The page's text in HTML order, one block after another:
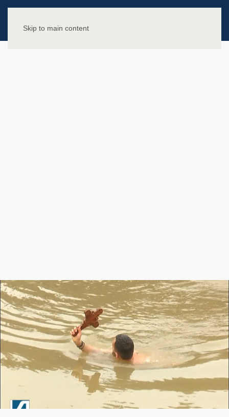
Skip to main content